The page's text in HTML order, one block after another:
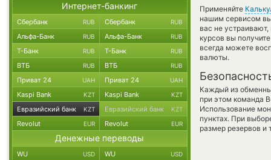
Применяйте
нашим сервисом
вас не
курсов вы
всегда можете
валюты.
Каждый из
при этом команда
Использование
пунктах. При
размер резервов и
Интернет-банкинг
Сбербанк RUB Сбербанк RUB
Альфа-Банк RUB Альфа-Банк RUB
Т-Банк RUB Т-Банк RUB
ВТБ RUB ВТБ RUB
Приват 24 UAH Приват 24 UAH
Kaspi Bank KZT Kaspi Bank KZT
Евразийский банк KZT Евразийский банк KZT
Revolut EUR Revolut EUR
Денежные переводы
WU USD WU USD